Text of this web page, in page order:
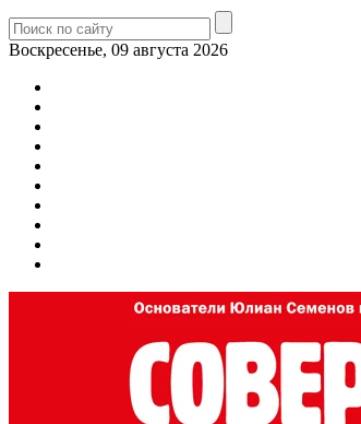
Воскресенье, 09 августа 2026